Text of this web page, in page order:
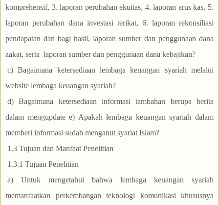
komprehensif, 3. laporan perubahan ekuitas, 4. laporan arus kas, 5.
laporan perubahan dana investasi terikat, 6. laporan rekonsiliasi
pendapatan dan bagi hasil, laporan sumber dan penggunaan dana
zakat, serta laporan sumber dan penggunaan dana kebajikan?
c) Bagaimana ketersediaan lembaga keuangan syariah melalui
website lembaga keuangan syariah?
d) Bagaimana ketersediaan informasi tambahan berupa berita
dalam mengupdate e) Apakah lembaga keuangan syariah dalam
memberi informasi sudah menganut syariat Islam?
1.3 Tujuan dan Manfaat Penelitian
1.3.1 Tujuan Penelitian
a) Untuk mengetahui bahwa lembaga keuangan syariah
memanfaatkan perkembangan teknologi komunikasi khususnya